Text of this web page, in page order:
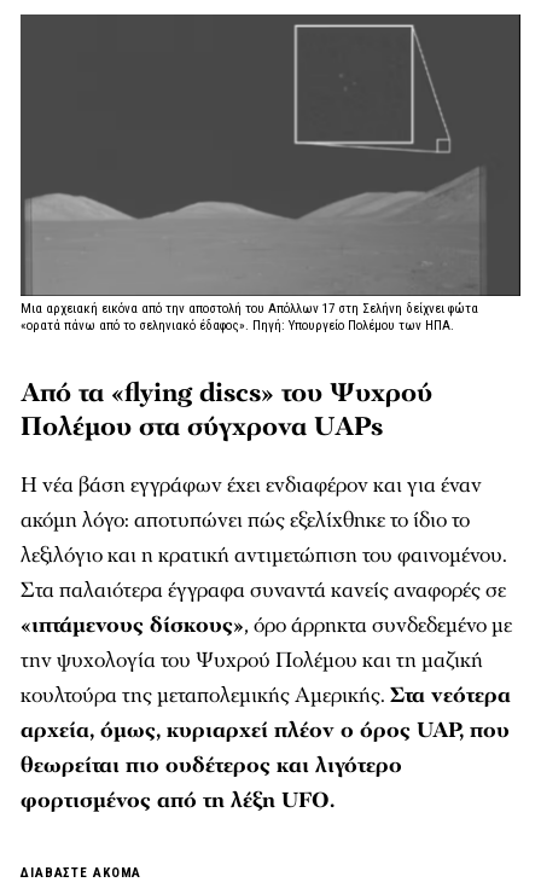
Μια αρχειακή εικόνα από την αποστολή του Απόλλων 17 στη Σελήνη δείχνει φώτα
«ορατά πάνω από το σεληνιακό έδαφος». Πηγή: Υπουργείο Πολέμου των ΗΠΑ.
Από τα «flying discs» του Ψυχρού
Πολέμου στα σύγχρονα UAPs
Η νέα βάση εγγράφων έχει ενδιαφέρον και για έναν
ακόμη λόγο: αποτυπώνει πώς εξελίχθηκε το ίδιο το
λεξιλόγιο και η κρατική αντιμετώπιση του φαινομένου.
Στα παλαιότερα έγγραφα συναντά κανείς αναφορές σε
«ιπτάμενους δίσκους», όρο άρρηκτα συνδεδεμένο με
την ψυχολογία του Ψυχρού Πολέμου και τη μαζική
κουλτούρα της μεταπολεμικής Αμερικής. Στα νεότερα
αρχεία, όμως, κυριαρχεί πλέον ο όρος UAP, που
θεωρείται πιο ουδέτερος και λιγότερο
φορτισμένος από τη λέξη UFO.
ΔΙΑΒΑΣΤΕ ΑΚΟΜΑ